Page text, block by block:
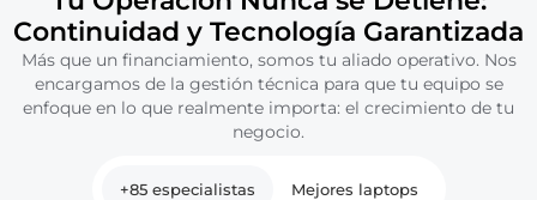
Continuidad y Tecnología Garantizada
Más que un financiamiento, somos tu aliado operativo. Nos
encargamos de la gestión técnica para que tu equipo se
enfoque en lo que realmente importa: el crecimiento de tu
negocio.
+85 especialistas Mejores laptops